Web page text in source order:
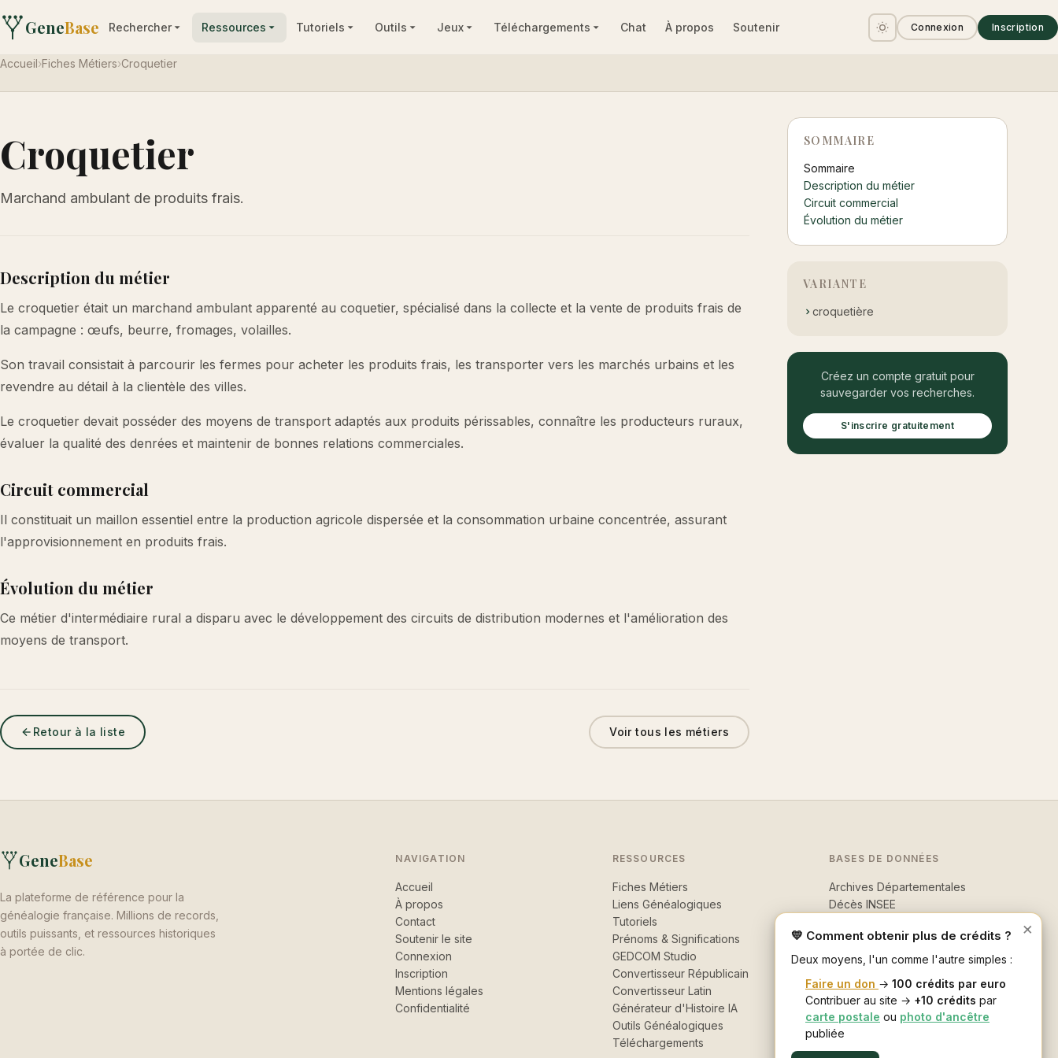
GeneBase Rechercher Ressources Tutoriels Outils Jeux Téléchargements Chat À propos Soutenir Connexion Inscription
Accueil›Fiches Métiers›Croquetier
Croquetier
Marchand ambulant de produits frais.
Description du métier
Le croquetier était un marchand ambulant apparenté au coquetier, spécialisé dans la collecte et la vente de produits frais de
la campagne : œufs, beurre, fromages, volailles.
Son travail consistait à parcourir les fermes pour acheter les produits frais, les transporter vers les marchés urbains et les
revendre au détail à la clientèle des villes.
Le croquetier devait posséder des moyens de transport adaptés aux produits périssables, connaître les producteurs ruraux,
évaluer la qualité des denrées et maintenir de bonnes relations commerciales.
Circuit commercial
Il constituait un maillon essentiel entre la production agricole dispersée et la consommation urbaine concentrée, assurant
l'approvisionnement en produits frais.
Évolution du métier
Ce métier d'intermédiaire rural a disparu avec le développement des circuits de distribution modernes et l'amélioration des
moyens de transport.
Retour à la liste Voir tous les métiers
SOMMAIRE
Sommaire
Description du métier
Circuit commercial
Évolution du métier
VARIANTE
croquetière
Créez un compte gratuit pour
sauvegarder vos recherches.
S'inscrire gratuitement
GeneBase
La plateforme de référence pour la
généalogie française. Millions de records,
outils puissants, et ressources historiques
à portée de clic.
NAVIGATION
Accueil
À propos
Contact
Soutenir le site
Connexion
Inscription
Mentions légales
Confidentialité
RESSOURCES
Fiches Métiers
Liens Généalogiques
Tutoriels
Prénoms & Significations
GEDCOM Studio
Convertisseur Républicain
Convertisseur Latin
Générateur d'Histoire IA
Outils Généalogiques
Téléchargements
BASES DE DONNÉES
Archives Départementales
Décès INSEE
Recherche avancée
×
💛 Comment obtenir plus de crédits ?
Deux moyens, l'un comme l'autre simples :
Faire un don → 100 crédits par euro
Contribuer au site → +10 crédits par
carte postale ou photo d'ancêtre
publiée